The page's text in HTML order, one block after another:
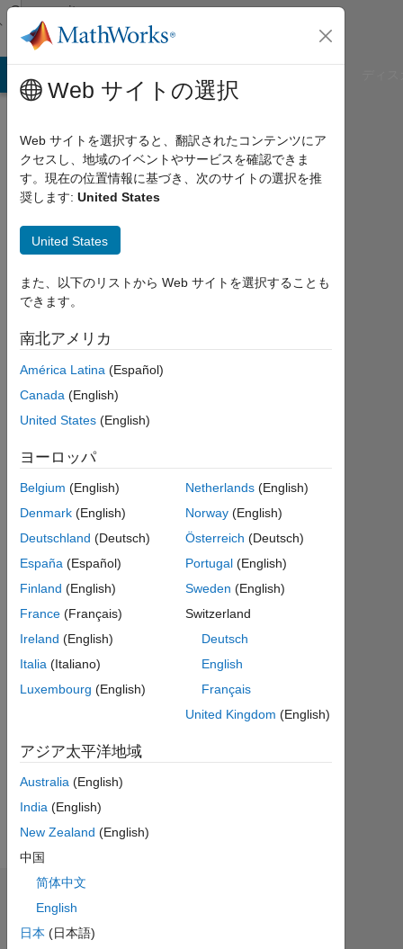
コンテンツへスキップ
Community
Profile
Bjarke
Skogstad
Larsen
Aalborg
University
Last
seen:
約3
年 前
2016
か
ら
テ
ィ
Followers:
Following:
Follow
メ
ッ
セ
ー
統
Web サイトの選択
Web サイトを選択すると、翻訳されたコンテンツにア
クセスし、地域のイベントやサービスを確認できま
す。現在の位置情報に基づき、次のサイトの選択を推
奨します: United States
United States
また、以下のリストから Web サイトを選択することも
できます。
南北アメリカ
América Latina (Español)
Canada (English)
United States (English)
ヨーロッパ
Belgium (English)
Denmark (English)
Deutschland (Deutsch)
España (Español)
Finland (English)
France (Français)
Ireland (English)
Italia (Italiano)
Luxembourg (English)
Netherlands (English)
Norway (English)
Österreich (Deutsch)
Portugal (English)
Sweden (English)
Switzerland
Deutsch
English
Français
United Kingdom (English)
アジア太平洋地域
Australia (English)
India (English)
New Zealand (English)
中国
简体中文
English
日本 (日本語)